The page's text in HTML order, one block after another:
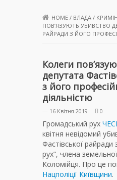
HOME / ВЛАДА /
ПОВ’ЯЗУЮТЬ УБИВСТВО
РАЙРАДИ З ЙОГО
Колеги
депутата
з його
діяльністю
— 16 Квітня 2019 0
Громадський рух
квітня невідомий
Фастівської райради
рух”, члена
Коломійця. Про це
Нацполіції Київщини.